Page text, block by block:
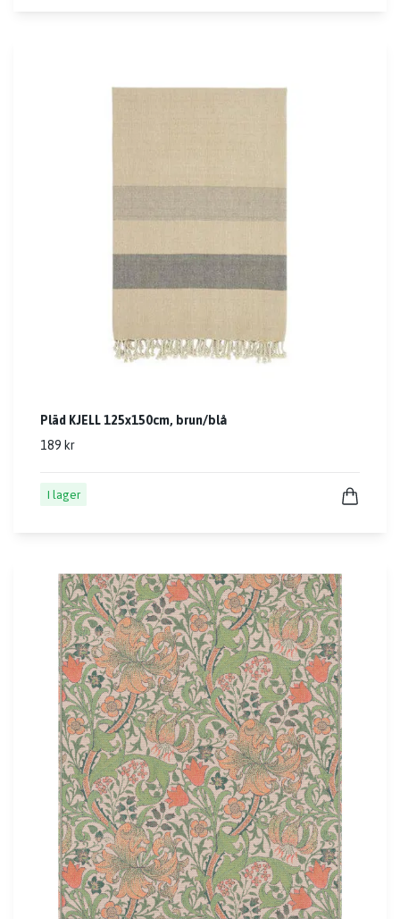
Pläd KJELL 125x150cm, brun/blå
189 kr
I lager